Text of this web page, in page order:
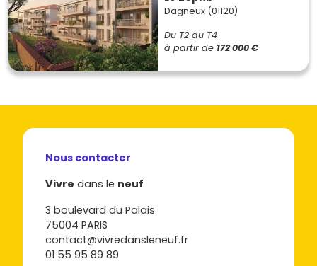
Dagneux (01120)
Du T2 au T4
à partir de 172 000 €
Nous contacter
Vivre dans le neuf
3 boulevard du Palais
75004 PARIS
contact@vivredansleneuf.fr
01 55 95 89 89